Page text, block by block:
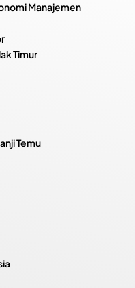
Manajemen
Timur
Temu